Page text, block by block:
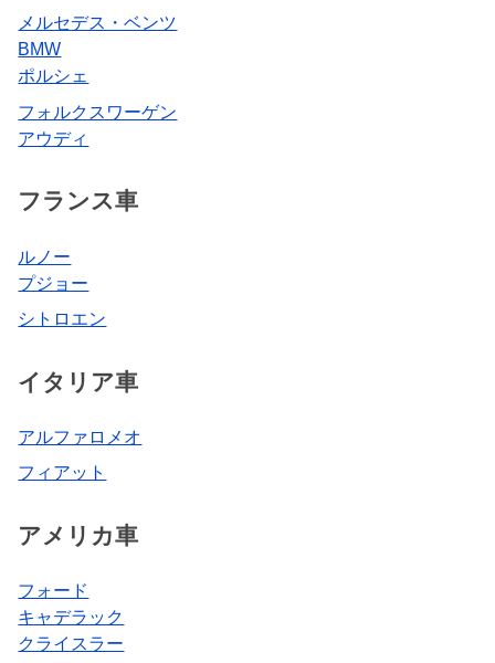
メルセデス・ベンツ
BMW
ポルシェ
フォルクスワーゲン
アウディ
フランス車
ルノー
プジョー
シトロエン
イタリア車
アルファロメオ
フィアット
アメリカ車
フォード
キャデラック
クライスラー